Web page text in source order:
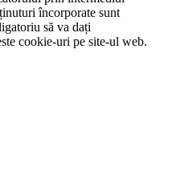
încorporate sunt
să va dați
cookie-uri pe site-ul web.